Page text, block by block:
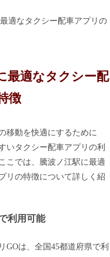
最適なタクシー配
徴
移動を快適にするために
いタクシー配車アプリの利
こでは、騰波ノ江駅に最適
リの特徴について詳しく紹
利用可能
GOは、全国45都道府県で利